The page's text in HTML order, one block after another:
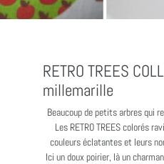
RETRO TREES
millemarille
Beaucoup de petits arbres qui
Les RETRO TREES colorés
couleurs éclatantes et leurs
Ici un doux poirier, là un